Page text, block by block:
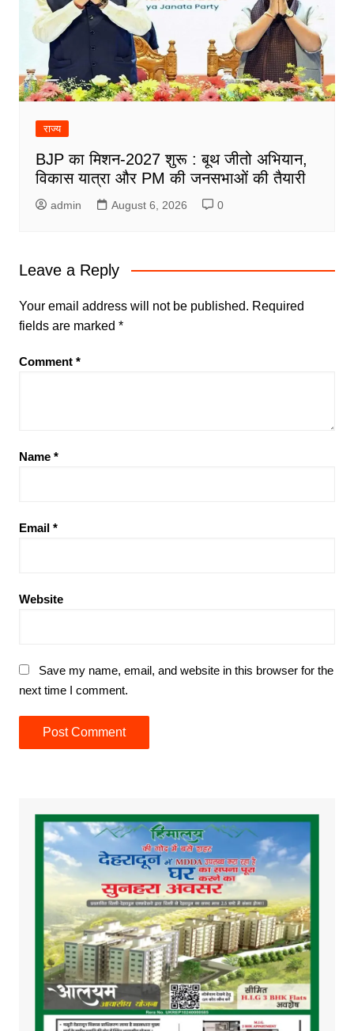
राज्य
BJP का मिशन-2027 शुरू : बूथ जीतो अभियान,
विकास यात्रा और PM की जनसभाओं की तैयारी
admin August 6, 2026 0
Leave a Reply
Your email address will not be published. Required
fields are marked *
Comment *
Name *
Email *
Website
Save my name, email, and website in this browser for the
next time I comment.